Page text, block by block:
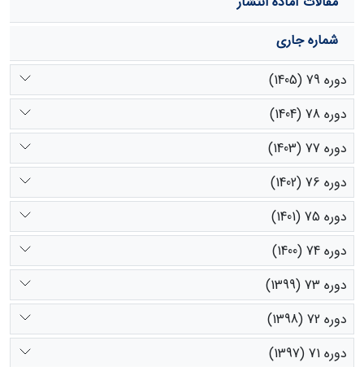
شماره جاری
دوره 79 (1405)
دوره 78 (1404)
دوره 77 (1403)
دوره 76 (1402)
دوره 75 (1401)
دوره 74 (1400)
دوره 73 (1399)
دوره 72 (1398)
دوره 71 (1397)